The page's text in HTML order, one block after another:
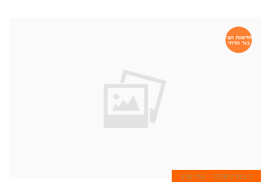
חדשות הצי
בור הדתי
3 במרץ 2008 עמי שרון